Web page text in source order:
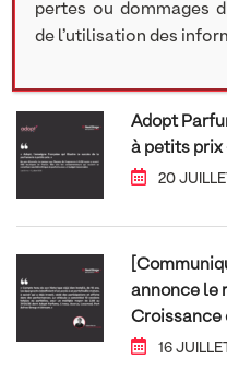
Adopt
à petits prix
20
annonce le
Croissance
16
pertes ou dommages
de l’utilisation des